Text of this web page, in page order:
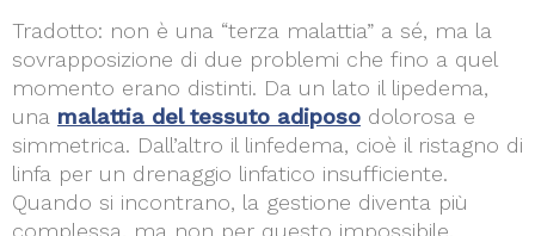
Tradotto: non è una “terza malattia” a sé, ma la
sovrapposizione di due problemi che fino a quel
momento erano distinti. Da un lato il lipedema,
una malattia del tessuto adiposo dolorosa e
simmetrica. Dall’altro il linfedema, cioè il ristagno di
linfa per un drenaggio linfatico insufficiente.
Quando si incontrano, la gestione diventa più